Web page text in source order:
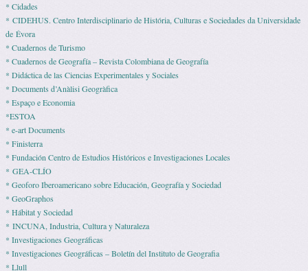
* Cidades
* CIDEHUS. Centro Interdisciplinario de História, Culturas e Sociedades da Universidade
de Évora
* Cuadernos de Turismo
* Cuadernos de Geografía – Revista Colombiana de Geografía
* Didáctica de las Ciencias Experimentales y Sociales
* Documents d’Anàlisi Geogràfica
* Espaço e Economia
*ESTOA
* e-art Documents
* Finisterra
* Fundación Centro de Estudios Históricos e Investigaciones Locales
* GEA-CLÍO
* Geoforo Iberoamericano sobre Educación, Geografía y Sociedad
* GeoGraphos
* Hábitat y Sociedad
* INCUNA, Industria, Cultura y Naturaleza
* Investigaciones Geográficas
* Investigaciones Geográficas – Boletín del Instituto de Geografia
* Llull